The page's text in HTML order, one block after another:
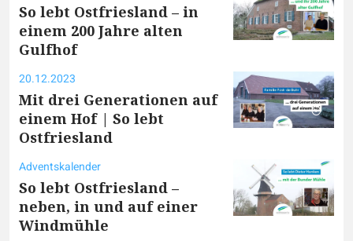
So lebt Ostfriesland – in
einem 200 Jahre alten
Gulfhof
20.12.2023
Mit drei Generationen auf
einem Hof | So lebt
Ostfriesland
Adventskalender
So lebt Ostfriesland –
neben, in und auf einer
Windmühle